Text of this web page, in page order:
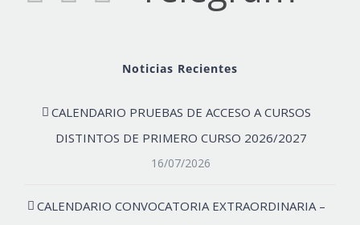
Noticias Recientes
CALENDARIO PRUEBAS DE ACCESO A CURSOS
DISTINTOS DE PRIMERO CURSO 2026/2027
16/07/2026
CALENDARIO CONVOCATORIA EXTRAORDINARIA –